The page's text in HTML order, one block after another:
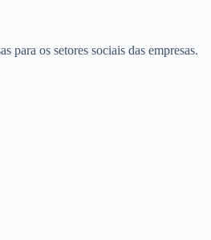
para os setores sociais das empresas.